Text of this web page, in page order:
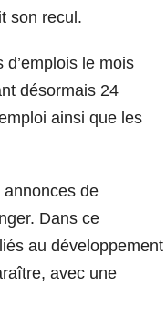
son recul.
le mois
désormais 24
ainsi que les
annonces de
Dans ce
au développement
avec une